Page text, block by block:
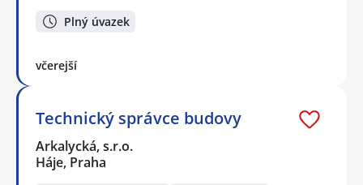
Plný úvazek
včerejší
Technický správce budovy
Arkalycká, s.r.o.
Háje, Praha